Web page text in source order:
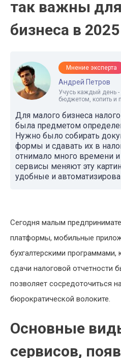
так важны
бизнеса в
Мнение эксперта
Андрей Петров
Учусь каждый день -
бюджетом, копить и
Для малого бизнеса
была предметом
Нужно было собирать
формы и сдавать их в
отнимало много времени
сервисы меняют эту
удобные и
Сегодня малым
платформы, мобильные
бухгалтерскими
сдачи налоговой отчетности
позволяет сосредоточиться
бюрократической волоките.
Основные
сервисов,